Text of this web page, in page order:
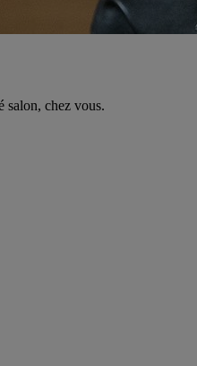
salon, chez vous.